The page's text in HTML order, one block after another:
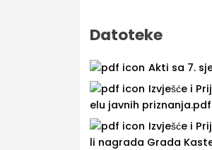
Datoteke
Akti sa 7.
Izvješće i
elu javnih priznanja.pdf
Izvješće i
li nagrada Grada